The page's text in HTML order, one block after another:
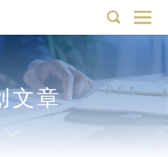
文章